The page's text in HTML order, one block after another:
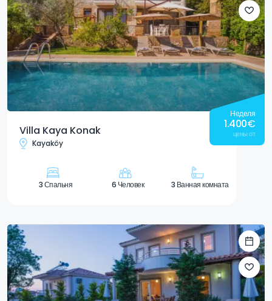
Villa Kaya Konak
Kayaköy
Неделя
1.400€
цены от
3 Спальня 6 Человек 3 Ванная комната